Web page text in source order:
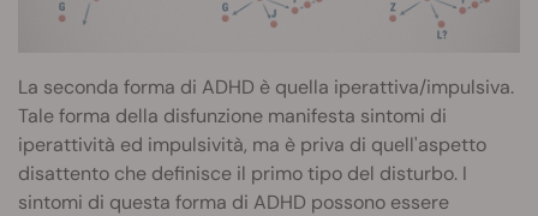
La seconda forma di ADHD è quella iperattiva/impulsiva.
Tale forma della disfunzione manifesta sintomi di
iperattività ed impulsività, ma è priva di quell'aspetto
disattento che definisce il primo tipo del disturbo. I
sintomi di questa forma di ADHD possono essere